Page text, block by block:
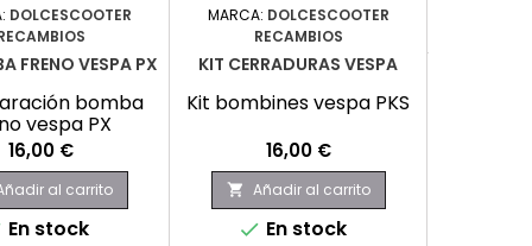
DOLCESCOOTER
FRENO VESPA PX
bomba
vespa PX
Precio
16,00 €
al carrito
En stock
MARCA: DOLCESCOOTER
RECAMBIOS
KIT CERRADURAS VESPA
Kit bombines vespa PKS
Precio
16,00 €
 Añadir al carrito
 En stock